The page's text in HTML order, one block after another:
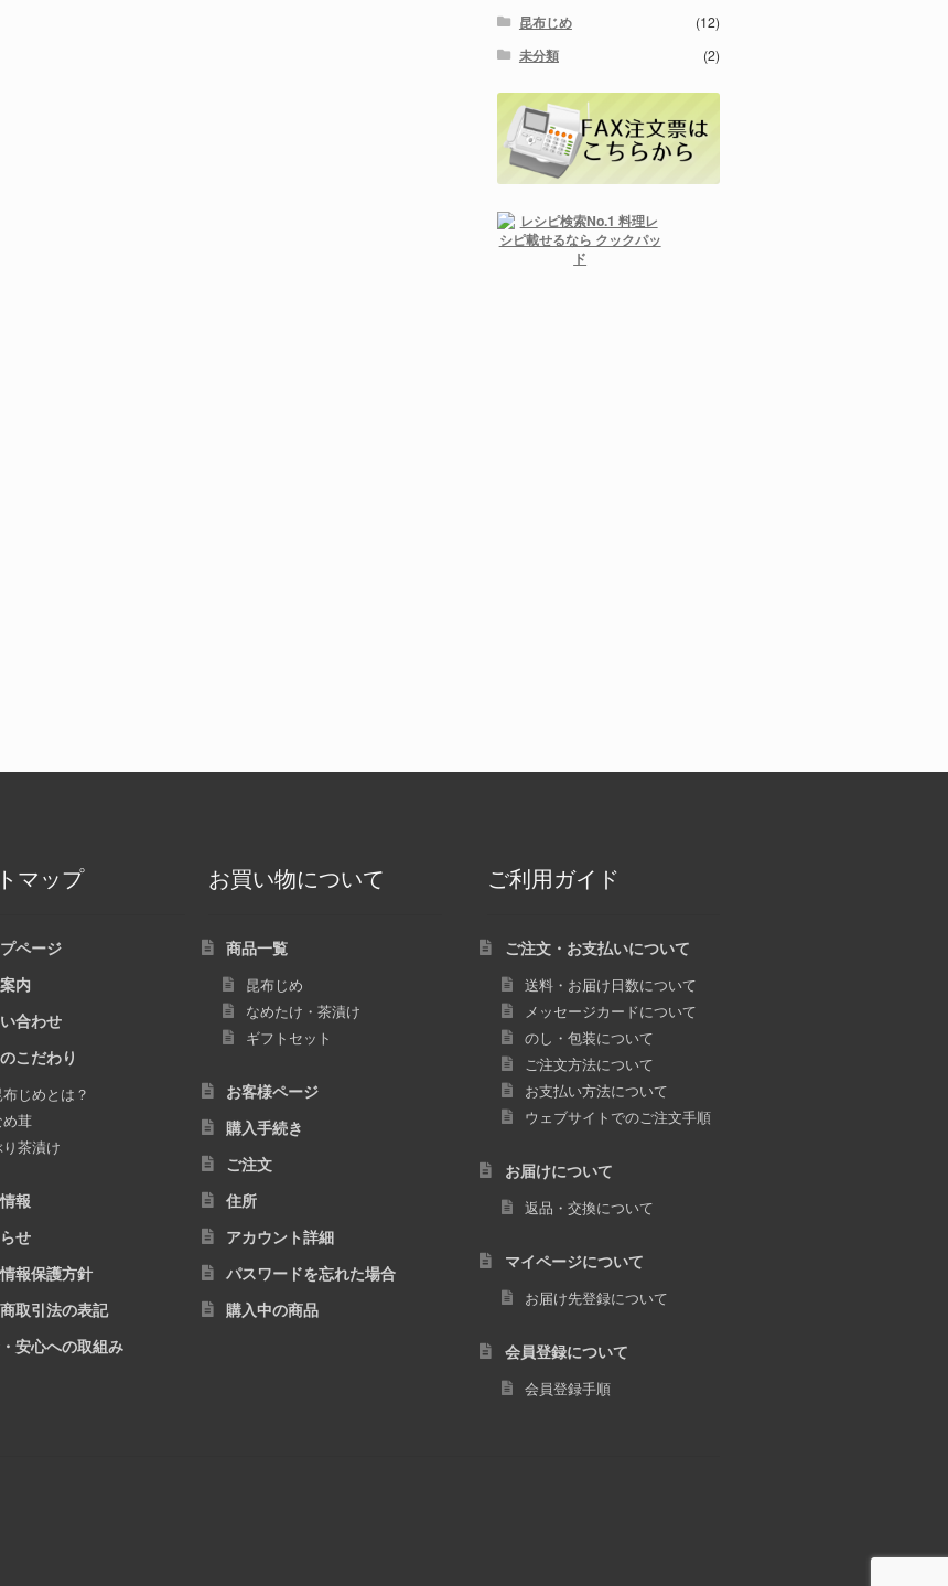
昆布じめ (12)
未分類 (2)
マップ
ページ
内
合わせ
こだわり
布じめとは？
め茸
茶漬け
報
せ
報保護方針
取引法の表記
安心への取組み
お買い物について
商品一覧
昆布じめ
なめたけ・茶漬け
ギフトセット
お客様ページ
購入手続き
ご注文
住所
アカウント詳細
パスワードを忘れた場合
購入中の商品
ご利用ガイド
ご注文・お支払いについて
送料・お届け日数について
メッセージカードについて
のし・包装について
ご注文方法について
お支払い方法について
ウェブサイトでのご注文手順
お届けについて
返品・交換について
マイページについて
お届け先登録について
会員登録について
会員登録手順